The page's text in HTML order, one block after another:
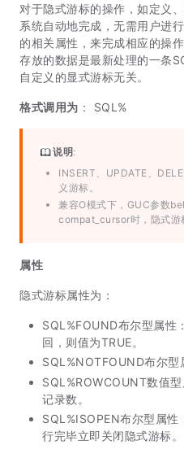
对于隐式游标的操作，如定义
系统自动地完成，无需用户进
的相关属性，来完成相应的操
存放的数据是最新处理的一条
自定义的显式游标无关。
格式调用为 ： SQL%
说明:
INSERT、UPDATE、
义游标。
兼容O模式下，GUC参数
compat_cursor时，隐式游
属性
隐式游标属性为：
SQL%FOUND布尔型属性
回，则值为TRUE。
SQL%NOTFOUND布尔型
SQL%ROWCOUNT数值
记录数。
SQL%ISOPEN布尔型属性
行完毕立即关闭隐式游标。